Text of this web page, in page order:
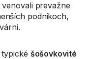
prevažne
podnikoch,
šošovkovité